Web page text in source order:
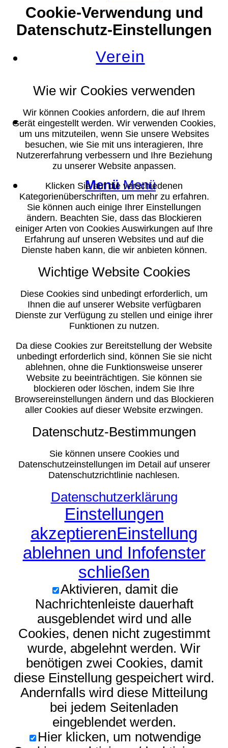
Verein
Suche
Menü Menü
Cookie-Verwendung und
Datenschutz-Einstellungen
Wie wir Cookies verwenden
Wir können Cookies anfordern, die auf Ihrem
Gerät eingestellt werden. Wir verwenden Cookies,
um uns mitzuteilen, wenn Sie unsere Websites
besuchen, wie Sie mit uns interagieren, Ihre
Nutzererfahrung verbessern und Ihre Beziehung
zu unserer Website anpassen.
Klicken Sie auf die verschiedenen
Kategorienüberschriften, um mehr zu erfahren.
Sie können auch einige Ihrer Einstellungen
ändern. Beachten Sie, dass das Blockieren
einiger Arten von Cookies Auswirkungen auf Ihre
Erfahrung auf unseren Websites und auf die
Dienste haben kann, die wir anbieten können.
Wichtige Website Cookies
Diese Cookies sind unbedingt erforderlich, um
Ihnen die auf unserer Website verfügbaren
Dienste zur Verfügung zu stellen und einige ihrer
Funktionen zu nutzen.
Da diese Cookies zur Bereitstellung der Website
unbedingt erforderlich sind, können Sie sie nicht
ablehnen, ohne die Funktionsweise unserer
Website zu beeinträchtigen. Sie können sie
blockieren oder löschen, indem Sie Ihre
Browsereinstellungen ändern und das Blockieren
aller Cookies auf dieser Website erzwingen.
Datenschutz-Bestimmungen
Sie können unsere Cookies und
Datenschutzeinstellungen im Detail auf unserer
Datenschutzrichtlinie nachlesen.
Datenschutzerklärung
Einstellungen
akzeptierenEinstellung
ablehnen und Infofenster
schließen
Aktivieren, damit die
Nachrichtenleiste dauerhaft
ausgeblendet wird und alle
Cookies, denen nicht zugestimmt
wurde, abgelehnt werden. Wir
benötigen zwei Cookies, damit
diese Einstellung gespeichert wird.
Andernfalls wird diese Mitteilung
bei jedem Seitenladen
eingeblendet werden.
Hier klicken, um notwendige